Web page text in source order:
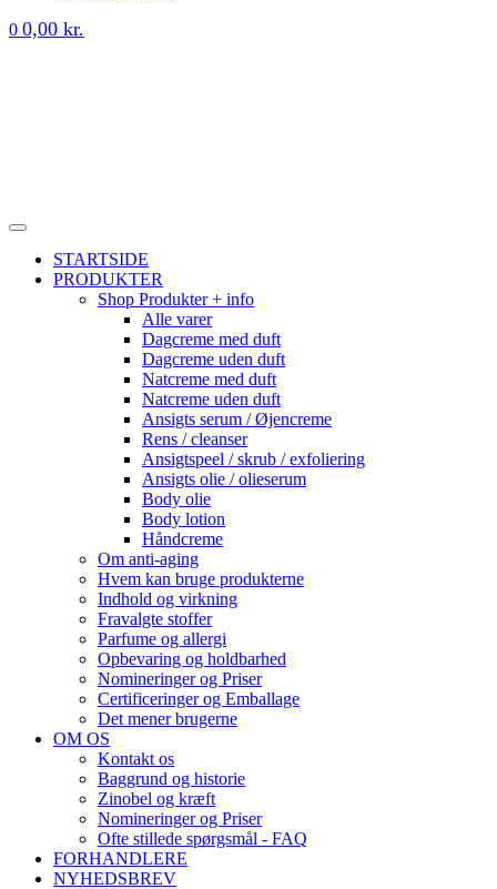
0 0,00 kr.
STARTSIDE
PRODUKTER
Shop Produkter + info
Alle varer
Dagcreme med duft
Dagcreme uden duft
Natcreme med duft
Natcreme uden duft
Ansigts serum / Øjencreme
Rens / cleanser
Ansigtspeel / skrub / exfoliering
Ansigts olie / olieserum
Body olie
Body lotion
Håndcreme
Om anti-aging
Hvem kan bruge produkterne
Indhold og virkning
Fravalgte stoffer
Parfume og allergi
Opbevaring og holdbarhed
Nomineringer og Priser
Certificeringer og Emballage
Det mener brugerne
OM OS
Kontakt os
Baggrund og historie
Zinobel og kræft
Nomineringer og Priser
Ofte stillede spørgsmål - FAQ
FORHANDLERE
NYHEDSBREV